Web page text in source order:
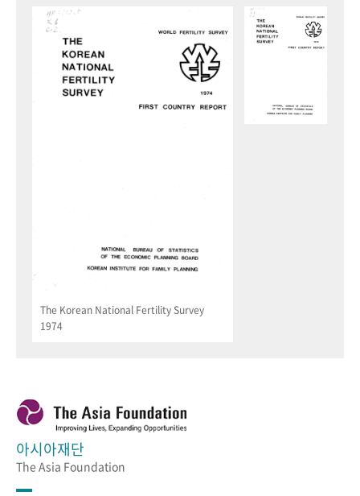
The Korean National Fertility Survey
1974
아시아재단
The Asia Foundation